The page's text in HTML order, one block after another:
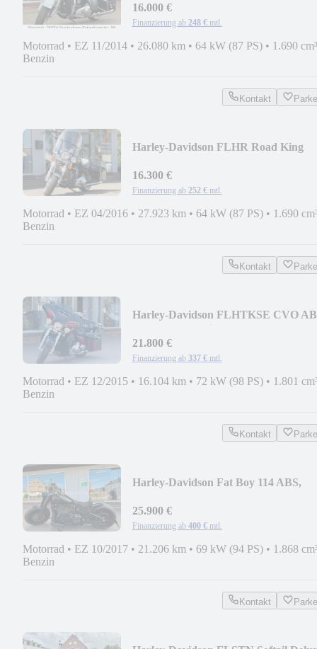
16.000 €
Finanzierung ab 248 € mtl.
Motorrad • EZ 11/2014 • 26.080 km • 64 kW (87 PS) • 1.690 cm³
Benzin
Kontakt
Harley-Davidson FLHR Road King
16.300 €
Finanzierung ab 252 € mtl.
Motorrad • EZ 04/2016 • 27.923 km • 64 kW (87 PS) • 1.690
Benzin
Kontakt
Harley-Davidson FLHTKSE CVO
21.800 €
Finanzierung ab 337 € mtl.
Motorrad • EZ 12/2015 • 16.104 km • 72 kW (98 PS) • 1.801
Benzin
Kontakt
Harley-Davidson Fat Boy 114 ABS,
25.900 €
Finanzierung ab 400 € mtl.
Motorrad • EZ 10/2017 • 21.206 km • 69 kW (94 PS) • 1.868
Benzin
Kontakt